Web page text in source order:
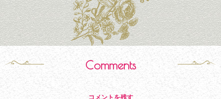
Comments
コメントを残す